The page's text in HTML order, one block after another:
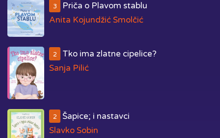
3
Priča o Plavom stablu
Anita Kojundžić Smolčić
2
Tko ima zlatne cipelice?
Sanja Pilić
2
Šapice; i nastavci
Slavko Sobin